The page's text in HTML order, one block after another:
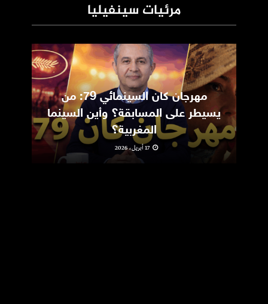
مرئيات سينفيليا
مهرجان كان السينمائي 79: من
يسيطر على المسابقة؟ وأين السينما
المغربية؟
17 أبريل، 2026